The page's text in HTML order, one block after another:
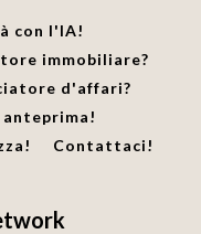
con l'IA!
immobiliare?
d'affari?
Contattaci!